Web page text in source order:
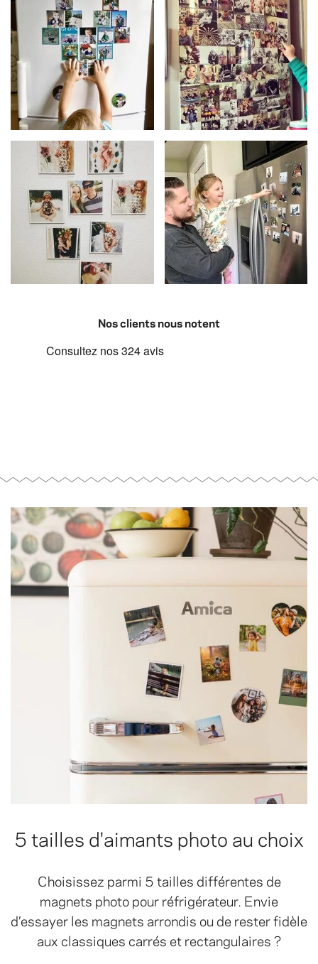
Nos clients nous notent
5 tailles d'aimants photo au choix
Choisissez parmi 5 tailles différentes de
magnets photo pour réfrigérateur. Envie
d’essayer les magnets arrondis ou de rester fidèle
aux classiques carrés et rectangulaires ?